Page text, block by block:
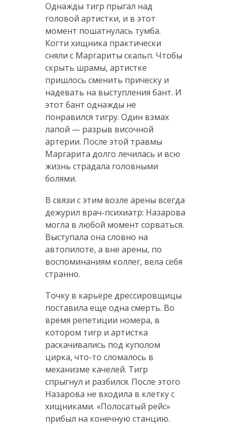
Однажды тигр прыгал над
головой артистки, и в этот
момент пошатнулась тумба.
Когти хищника практически
сняли с Маргариты скальп. Чтобы
скрыть шрамы, артистке
пришлось сменить прическу и
надевать на выступления бант. И
этот бант однажды не
понравился тигру. Один взмах
лапой — разрыв височной
артерии. После этой травмы
Маргарита долго лечилась и всю
жизнь страдала головными
болями.
В связи с этим возле арены всегда
дежурил врач-психиатр: Назарова
могла в любой момент сорваться.
Выступала она словно на
автопилоте, а вне арены, по
воспоминаниям коллег, вела себя
странно.
Точку в карьере дрессировщицы
поставила еще одна смерть. Во
время репетиции номера, в
котором тигр и артистка
раскачивались под куполом
цирка, что-то сломалось в
механизме качелей. Тигр
спрыгнул и разбился. После этого
Назарова не входила в клетку с
хищниками. «Полосатый рейс»
прибыл на конечную станцию.